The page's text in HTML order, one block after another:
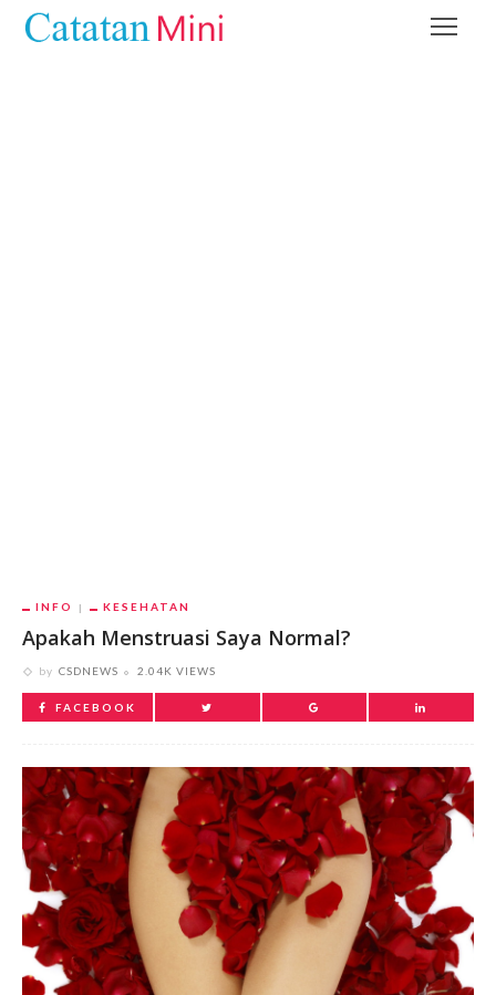
INFO KESEHATAN
Apakah Menstruasi Saya Normal?
by CSDNEWS 2.04K VIEWS
FACEBOOK